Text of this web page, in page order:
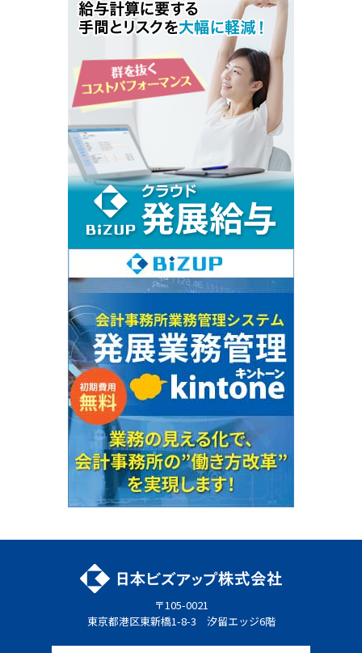
〒105-0021
東京都港区東新橋1-8-3 汐留エッジ6階